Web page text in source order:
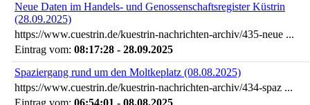
Neue Daten im Handels- und Genossenschaftsregister Küstrin
(28.09.2025)
https://www.cuestrin.de/kuestrin-nachrichten-archiv/435-neue ...
Eintrag vom: 08:17:28 - 28.09.2025
Spaziergang rund um den Moltkeplatz (08.08.2025)
https://www.cuestrin.de/kuestrin-nachrichten-archiv/434-spaz ...
Eintrag vom: 06:54:01 - 08.08.2025